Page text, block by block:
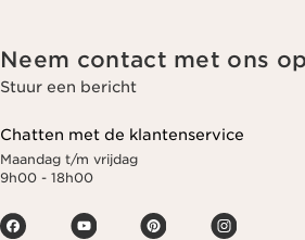
Neem contact met ons op
Stuur een bericht
Chatten met de klantenservice
Maandag t/m vrijdag
9h00 - 18h00